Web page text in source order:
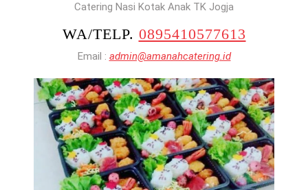
Catering Nasi Kotak Anak TK Jogja
WA/TELP. 0895410577613
Email : admin@amanahcatering.id